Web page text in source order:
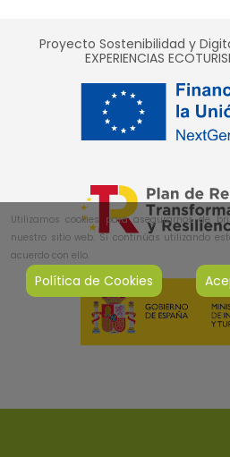
Proyecto Sostenibilidad y
EXPERIENCIAS
Utilizamos cookies para asegurarnos de
nuestro sitio web. Si continúas utilizando
acuerdo con ello.
Política de Cookies